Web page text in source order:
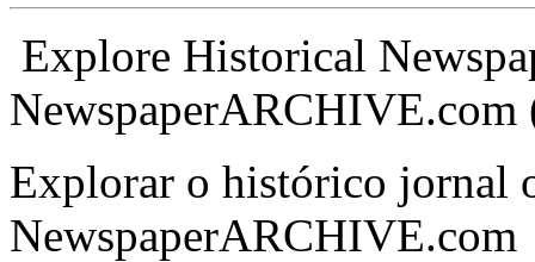
Explore Historical
NewspaperARCHIVE.com
Explorar o histórico jornal
NewspaperARCHIVE.com